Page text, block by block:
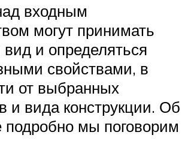
входным
могут принимать
и определяться
свойствами, в
от выбранных
и вида конструкции. Об
подробно мы поговорим